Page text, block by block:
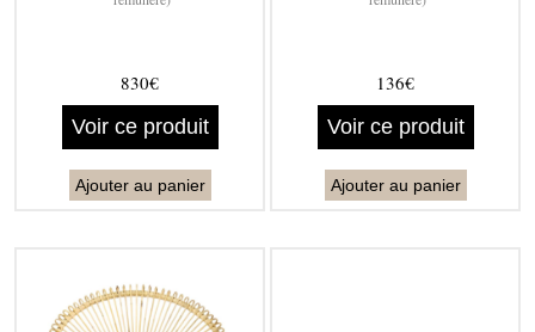
830€
Voir ce produit
Ajouter au panier
136€
Voir ce produit
Ajouter au panier